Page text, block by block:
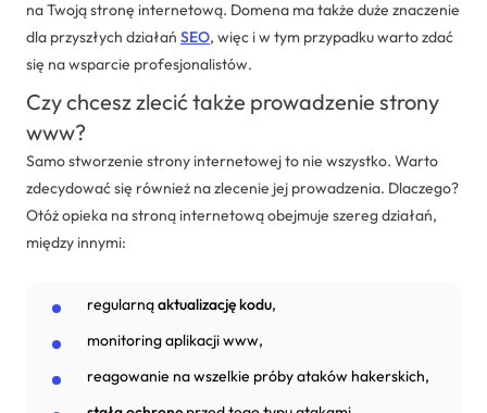
na Twoją stronę internetową. Domena ma także duże znaczenie
dla przyszłych działań SEO, więc i w tym przypadku warto zdać
się na wsparcie profesjonalistów.
Czy chcesz zlecić także prowadzenie strony
www?
Samo stworzenie strony internetowej to nie wszystko. Warto
zdecydować się również na zlecenie jej prowadzenia. Dlaczego?
Otóż opieka na stroną internetową obejmuje szereg działań,
między innymi:
regularnąaktualizację kodu,
monitoring aplikacji www,
reagowanie na wszelkie próby ataków hakerskich,